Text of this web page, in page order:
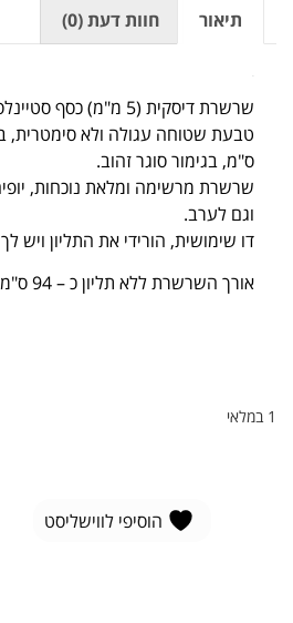
תיאור חוות דעת (0)
שרשרת דיסקית (5 מ"מ)
ס"מ, בגימור סוגר זהוב.
שרשרת מרשימה ומלאת נוכחות,
וגם לערב.
דו שימושית, הורידי את התליון ויש
אורך השרשרת ללא תליון כ – 94 ס"מ, תליון בקוטר 4.8 ס"מ.
1 במלאי
הוסיפי לווישליסט